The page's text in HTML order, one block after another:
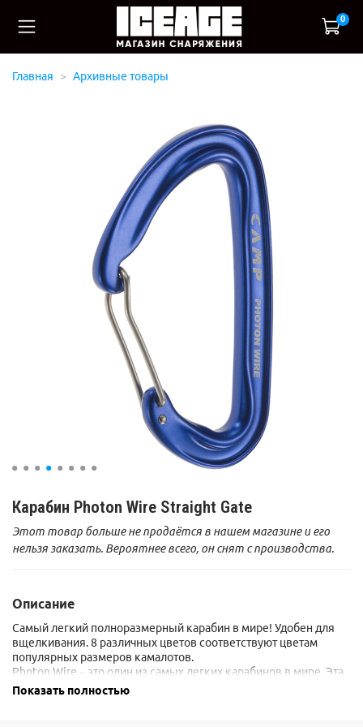
0
Главная Архивные товары
Карабин Photon Wire Straight Gate
Этот товар больше не продаётся в нашем магазине и его
нельзя заказать. Вероятнее всего, он снят с производства.
Описание
Самый легкий полноразмерный карабин в мире! Удобен для
вщелкивания. 8 различных цветов соответствуют цветам
популярных размеров камалотов.
Photon Wire – это один из самых легких карабинов в мире. Эта
модель отличается большим размером по сравнению с
Показать полностью